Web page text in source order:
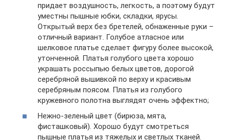
придает воздушность, легкость, а поэтому будут
уместны пышные юбки, складки, ярусы.
Открытый верх без бретелей, обнаженные руки –
отличный вариант. Голубое атласное или
шелковое платье сделает фигуру более высокой,
утонченной. Платья голубого цвета хорошо
украшать россыпью белых цветов, дорогой
серебряной вышивкой по верху и красивым
серебряным поясом. Платья из голубого
кружевного полотна выглядят очень эффектно;
Нежно-зеленый цвет (бирюза, мята,
фисташковый). Хорошо будут смотреться
пышные платья из тяжелых и светлых тканей.